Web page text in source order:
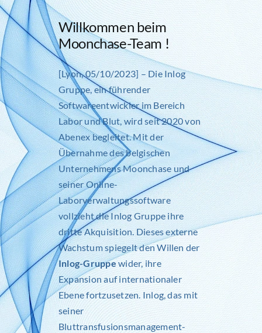
Willkommen beim
Moonchase-Team !
[Lyon, 05/10/2023] – Die Inlog
Gruppe, ein führender
Softwareentwickler im Bereich
Labor und Blut, wird seit 2020 von
Abenex begleitet. Mit der
Übernahme des belgischen
Unternehmens Moonchase und
seinerOnline-
Laborverwaltungssoftware
vollzieht die Inlog Gruppe ihre
dritte Akquisition. Dieses externe
Wachstum spiegelt den Willen der
Inlog-Gruppewider, ihre
Expansion auf internationaler
Ebene fortzusetzen. Inlog, das mit
seiner
Bluttransfusionsmanagement-